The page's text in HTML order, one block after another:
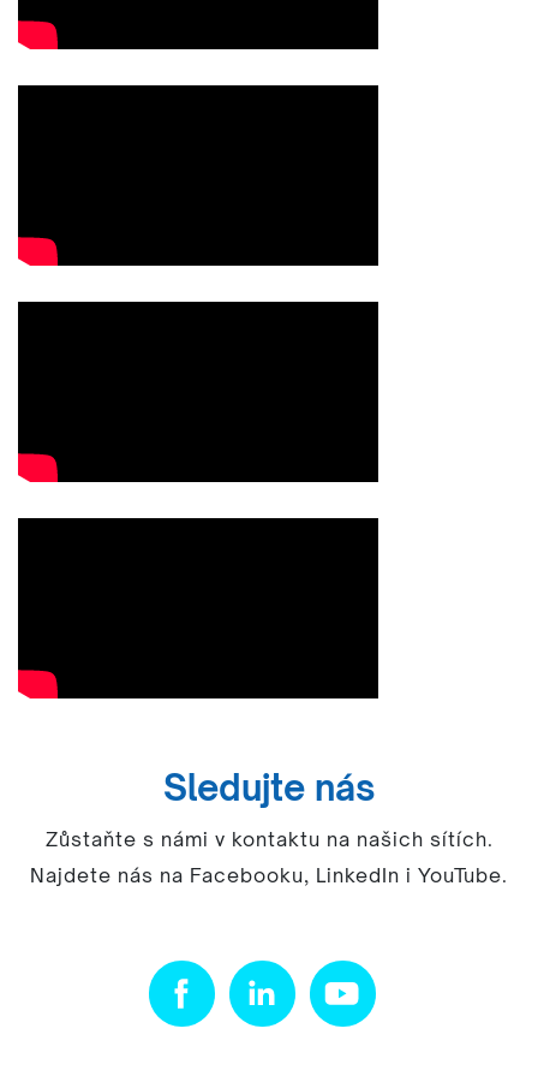
Sledujte nás
Zůstaňte s námi v kontaktu na našich sítích.
Najdete nás na Facebooku, LinkedIn i YouTube.